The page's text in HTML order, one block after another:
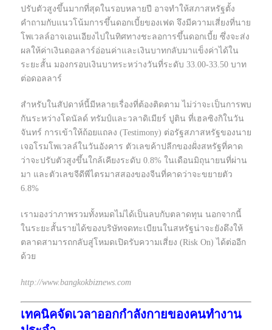
ปรับตัวสูงขึ้นมากที่สุดในรอบหลายปี อาจทำให้สภาสหรัฐตั้ง
คำถามกับแนวโน้มการขึ้นดอกเบี้ยของเฟด จึงมีความเสี่ยงที่นาย
โพเวลล์อาจเอนเอียงไปในทิศทางชะลอการขึ้นดอกเบี้ย ซึ่งจะส่ง
ผลให้ค่าเงินดอลลาร์อ่อนค่าและเงินบาทกลับมาแข็งค่าได้ใน
ระยะสั้น มองกรอบเงินบาทระหว่างวันที่ระดับ 33.00-33.50 บาท
ต่อดอลลาร์
สำหรับในสัปดาห์นี้มีหลายเรื่องที่ต้องติดตาม ไม่ว่าจะเป็นการพบ
กันระหว่างโดนัลด์ ทรัมป์และวลาดิเมียร์ ปูติน ที่เฮลซิงกิในวัน
จันทร์ การเข้าให้ถ้อยแถลง (Testimony) ต่อรัฐสภาสหรัฐของนาย
เจอโรมโพเวลล์ในวันอังคาร ตัวเลขค้าปลีกของฝั่งสหรัฐที่คาด
ว่าจะปรับตัวสูงขึ้นใกล้เคียงระดับ 0.8% ในเดือนมิถุนายนที่ผ่าน
มา และตัวเลขจีดีพีไตรมาสสองของจีนที่คาดว่าจะขยายตัว
6.8%
เรามองว่าภาพรวมทั้งหมดไม่ได้เป็นลบกับตลาดทุน นอกจากนี้
ในระยะสั้นรายได้ของบริษัทจดทะเบียนในสหรัฐน่าจะยังดึงให้
ตลาดสามารถกลับสู่โหมดเปิดรับความเสี่ยง (Risk On) ได้ต่ออีก
ด้วย
http://www.bangkokbiznews.com
เทคนิคจัดเวลาออกกำลังกายของคนทำงาน